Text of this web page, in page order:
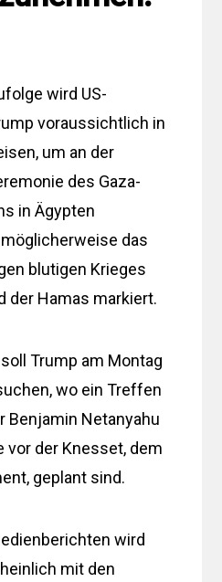
wird US-
voraussichtlich in
um an der
des Gaza-
in Ägypten
das
blutigen Krieges
der Hamas markiert.
Trump am Montag
wo ein Treffen
Benjamin Netanyahu
vor der Knesset, dem
geplant sind.
wird
mit den